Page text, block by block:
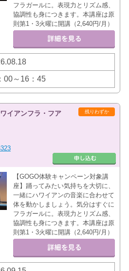
フラガールに。表現力とリズム感、
協調性も身につきます。本講座は原
則第1・3火曜に開講（2,640円/月）
00～16：45
残りわずか
イアンフラ・フア
【GOGO体験キャンペーン対象講
座】踊ってみたい気持ちを大切に、
一緒にハワイアンの音楽に合わせて
体を動かしましょう。気分はすぐに
フラガールに。表現力とリズム感、
協調性も身につきます。本講座は原
則第1・3火曜に開講（2,640円/月）